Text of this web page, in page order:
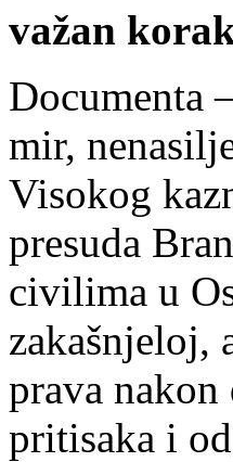
važan
Documenta
mir,
Visokog
presuda
civilima u
zakašnjeloj,
prava
pritisaka i